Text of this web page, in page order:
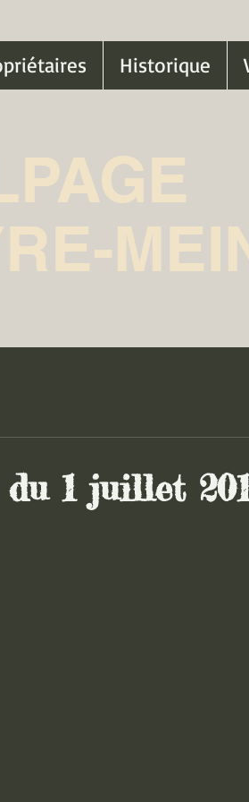
Historique
1 juillet